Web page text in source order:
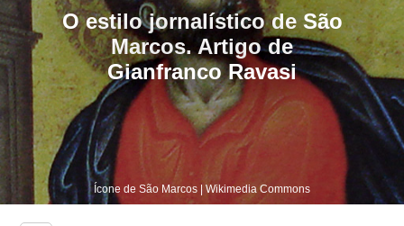
O estilo jornalístico de São
Marcos. Artigo de
Gianfranco Ravasi
Ícone de São Marcos | Wikimedia Commons